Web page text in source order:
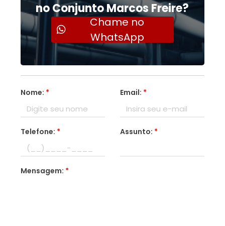
no Conjunto Marcos Freire?
Chame no
WhatsApp
Nome: * Email: *
Telefone: * Assunto: *
Mensagem: *